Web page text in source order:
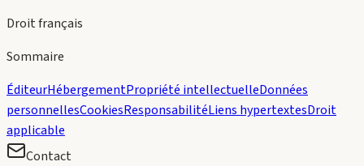
Droit français
Sommaire
ÉditeurHébergementPropriété intellectuelleDonnées
personnellesCookiesResponsabilitéLiens hypertextesDroit
applicable
Contact